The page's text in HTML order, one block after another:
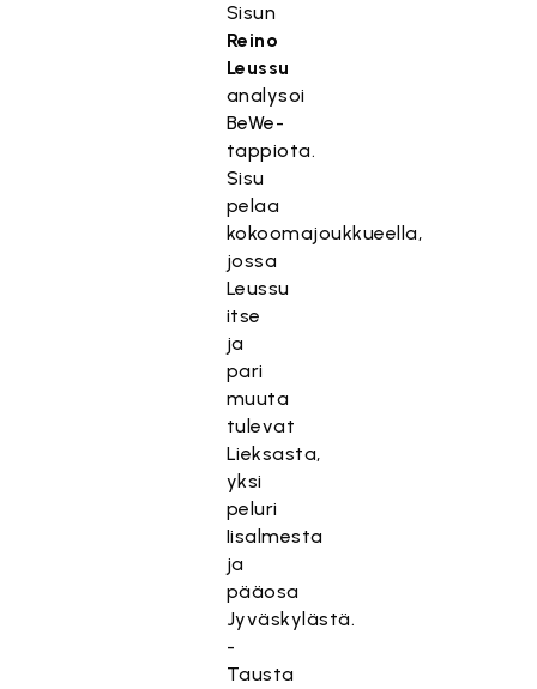
Sisun
Reino
Leussu
analysoi
BeWe-
tappiota.
Sisu
pelaa
kokoomajoukkueella,
jossa
Leussu
itse
ja
pari
muuta
tulevat
Lieksasta,
yksi
peluri
Iisalmesta
ja
pääosa
Jyväskylästä.
-
Tausta